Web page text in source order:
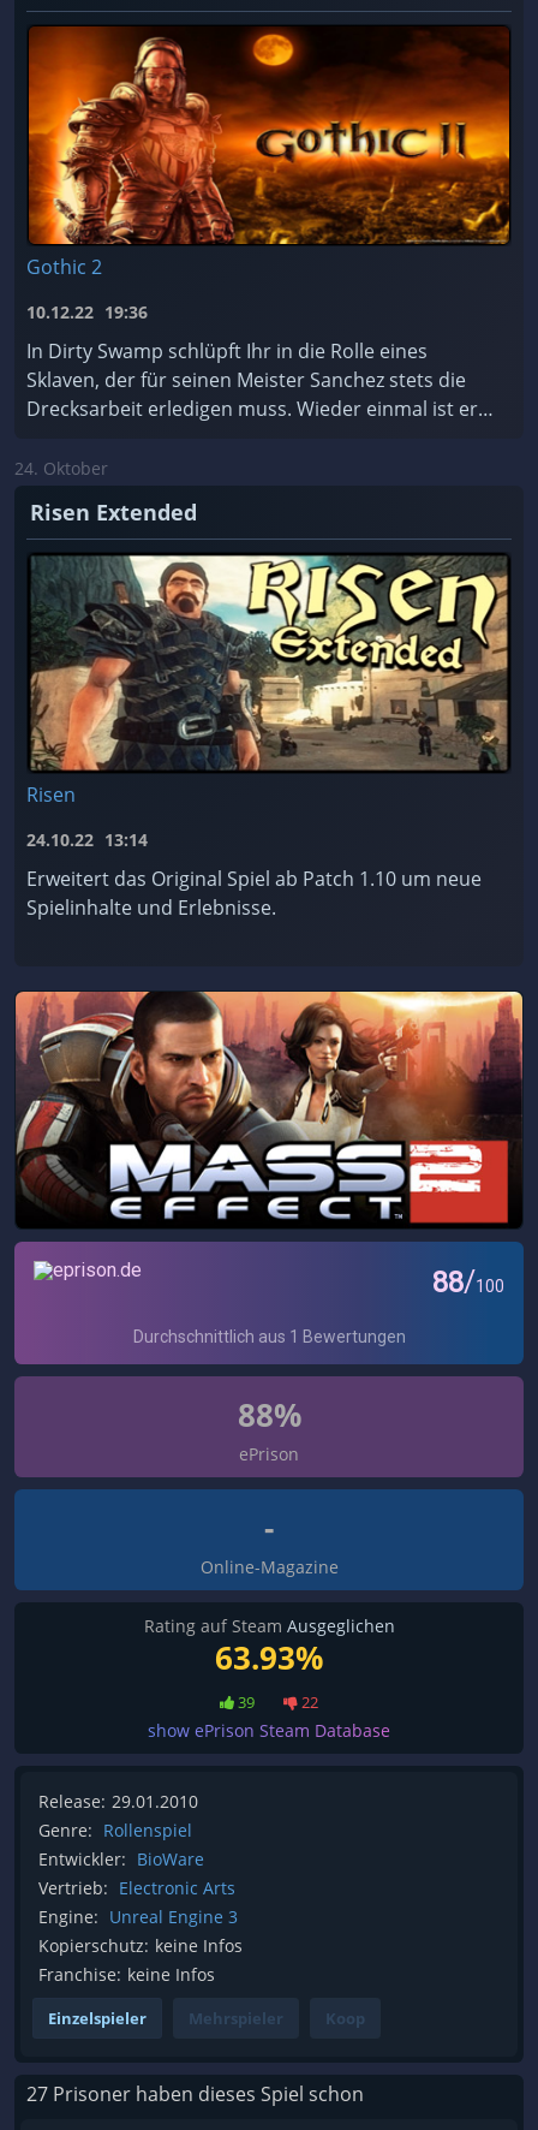
Gothic 2
10.12.22 19:36
In Dirty Swamp schlüpft Ihr in die Rolle eines
Sklaven, der für seinen Meister Sanchez stets die
Drecksarbeit erledigen muss. Wieder einmal ist er
24. Oktober
Risen Extended
Risen
24.10.22 13:14
Erweitert das Original Spiel ab Patch 1.10 um neue
Spielinhalte und Erlebnisse.
88%
ePrison
-
Online-Magazine
Rating auf Steam Ausgeglichen
63.93%
39 22
show ePrison Steam Database
Release: 29.01.2010
Genre: Rollenspiel
Entwickler: BioWare
Vertrieb: Electronic Arts
Engine: Unreal Engine 3
Kopierschutz: keine Infos
Franchise: keine Infos
Einzelspieler Mehrspieler Koop
27 Prisoner haben dieses Spiel schon